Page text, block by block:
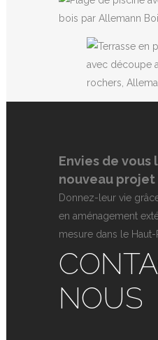
Envies de vous
nouveau projet
Donnez-leur vie
en aménagement
mesure dans le Haut-
NOUS